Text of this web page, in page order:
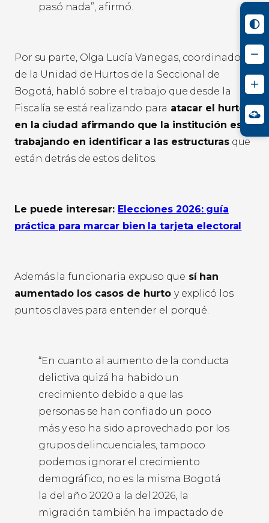
pasó nada”, afirmó.
Por su parte, Olga Lucía Vanegas, coordinadora
de la Unidad de Hurtos de la Seccional de
Bogotá, habló sobre el trabajo que desde la
Fiscalía se está realizando para atacar el hurto
en la ciudad afirmando que la institución está
trabajando en identificar a las estructurasque
están detrás de estos delitos.
Le puede interesar: Elecciones 2026: guía
práctica para marcar bien la tarjeta electoral
Además la funcionaria expuso que sí han
aumentado los casos de hurtoy explicó los
puntos claves para entender el porqué.
“En cuanto al aumento de la conducta
delictiva quizá ha habido un
crecimiento debido a que las
personas se han confiado un poco
más y eso ha sido aprovechado por los
grupos delincuenciales, tampoco
podemos ignorar el crecimiento
demográfico, no es la misma Bogotá
la del año 2020 a la del 2026, la
migración también ha impactado de